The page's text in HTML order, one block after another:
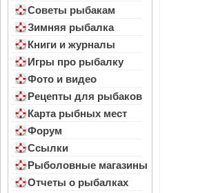
Советы рыбакам
Зимняя рыбалка
Книги и журналы
Игры про рыбалку
Фото и видео
Рецепты для рыбаков
Карта рыбных мест
Форум
Ссылки
Рыболовные магазины
Отчеты о рыбалках